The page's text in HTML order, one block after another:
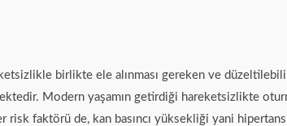
birlikte ele alınması gereken ve
Modern yaşamın getirdiği hareketsizlikte
risk faktörü de, kan basıncı yüksekliği yani